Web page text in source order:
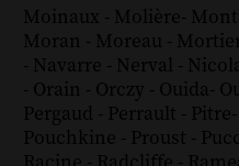
Moinaux - Molière-
Moran - Moreau - Mortier
- Navarre - Nerval -
- Orain - Orczy - Ouida-
Pergaud - Perrault - Pitre-
Pouchkine - Proust -